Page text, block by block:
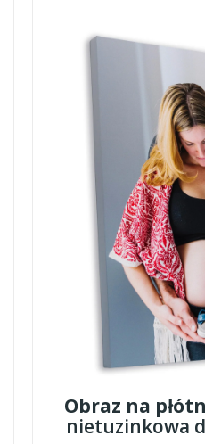
Obraz na
nietuzinkowa